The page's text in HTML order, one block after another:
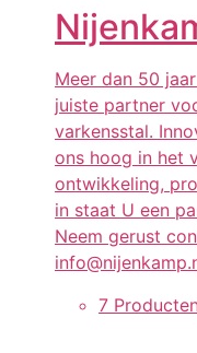
Meer dan 50
juiste partner
varkensstal.
ons hoog in het
ontwikkeling,
in staat U een
Neem gerust
7